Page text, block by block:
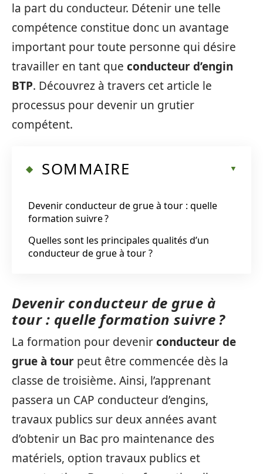
la part du conducteur. Détenir une telle
compétence constitue donc un avantage
important pour toute personne qui désire
travailler en tant que conducteurd’engin
BTP. Découvrez à travers cet article le
processus pour devenir un grutier
compétent.
SOMMAIRE
Devenir conducteur de grue à tour : quelle
formation suivre ?
Quelles sont les principales qualités d’un
conducteur de grue à tour ?
Devenir conducteur de grue à
tour : quelle formation suivre ?
La formation pour devenirconducteur de
grue à tour peut être commencée dès la
classe de troisième. Ainsi, l’apprenant
passera un CAP conducteur d’engins,
travaux publics sur deux années avant
d’obtenir un Bac pro maintenance des
matériels, option travaux publics et